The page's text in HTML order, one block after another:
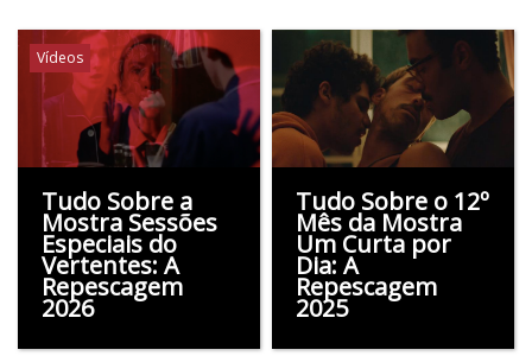
Vídeos
Tudo Sobre a
Mostra Sessões
Especiais do
Vertentes: A
Repescagem
2026
Tudo Sobre o 12º
Mês da Mostra
Um Curta por
Dia: A
Repescagem
2025